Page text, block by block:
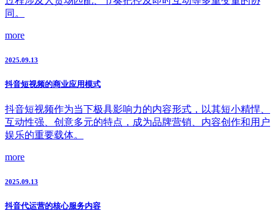
同。
more
2025.09.13
抖音短视频的商业应用模式
抖音短视频作为当下极具影响力的内容形式，以其短小精悍、
互动性强、创意多元的特点，成为品牌营销、内容创作和用户
娱乐的重要载体。
more
2025.09.13
抖音代运营的核心服务内容